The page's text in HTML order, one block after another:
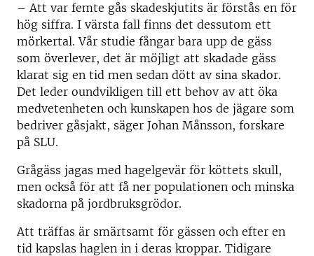
– Att var femte gås skadeskjutits är förstås en för
hög siffra. I värsta fall finns det dessutom ett
mörkertal. Vår studie fångar bara upp de gäss
som överlever, det är möjligt att skadade gäss
klarat sig en tid men sedan dött av sina skador.
Det leder oundvikligen till ett behov av att öka
medvetenheten och kunskapen hos de jägare som
bedriver gåsjakt, säger Johan Månsson, forskare
på SLU.
Grågäss jagas med hagelgevär för köttets skull,
men också för att få ner populationen och minska
skadorna på jordbruksgrödor.
Att träffas är smärtsamt för gässen och efter en
tid kapslas haglen in i deras kroppar. Tidigare